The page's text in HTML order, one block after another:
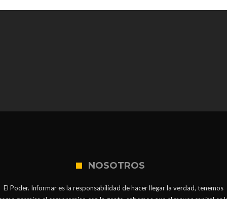
NOSOTROS
El Poder. Informar es la responsabilidad de hacer llegar la verdad, tenemos